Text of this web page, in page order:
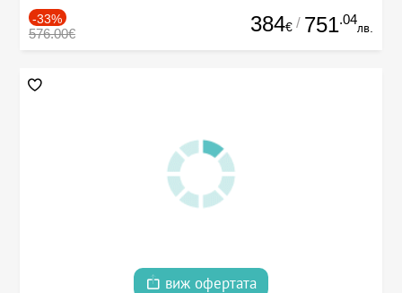
-33%
576.00€ 384€ / 751.04
лв.
виж офертата